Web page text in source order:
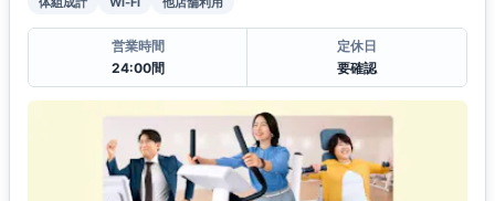
営業時間
24:00間
定休日
要確認